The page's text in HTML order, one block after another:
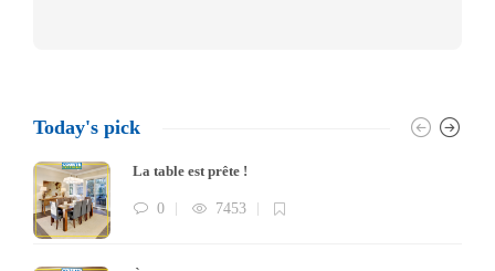
Today's pick
La table est prête !
0 7453